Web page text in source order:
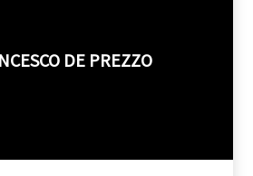
DE PREZZO